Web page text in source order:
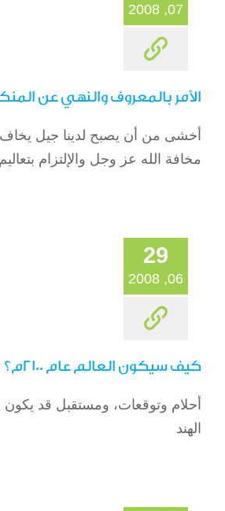
07, 2008
الأمر بالمعروف والنهي عن
أخشى من أن يصبح لدينا جيل يخاف
مخافة الله عز وجل والإلتزام
29
06, 2008
كيف سيكون العالم عام 2100م؟
أحلام وتوقعات، ومستقبل قد يكون
الهند